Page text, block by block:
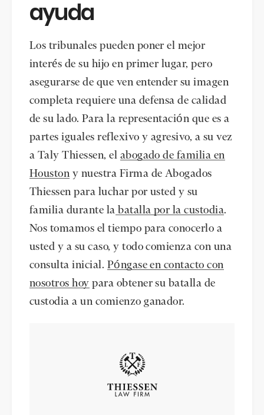
ayuda
Los tribunales pueden poner el mejor
interés de su hijo en primer lugar, pero
asegurarse de que ven entender su imagen
completa requiere una defensa de calidad
de su lado. Para la representación que es a
partes iguales reflexivo y agresivo, a su vez
a Taly Thiessen, el abogado de familia en
Houston y nuestra Firma de Abogados
Thiessen para luchar por usted y su
familia durante la batalla por la custodia.
Nos tomamos el tiempo para conocerlo a
usted y a su caso, y todo comienza con una
consulta inicial. Póngase en contacto con
nosotros hoy para obtener su batalla de
custodia a un comienzo ganador.